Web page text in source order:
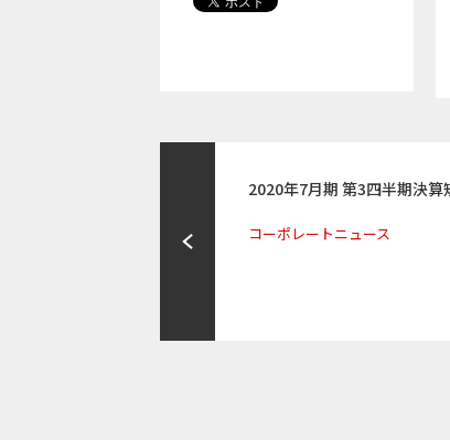
2020年7月期 第3四半期決算
コーポレートニュース